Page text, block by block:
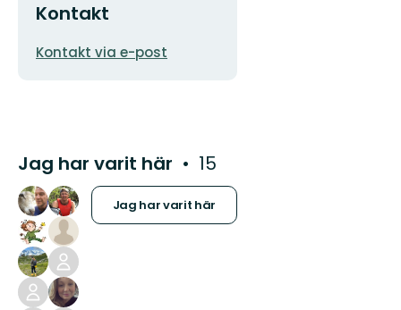
Kontakt
E-
Kontakt via e-post
Jag har varit här 15
Jag har varit här